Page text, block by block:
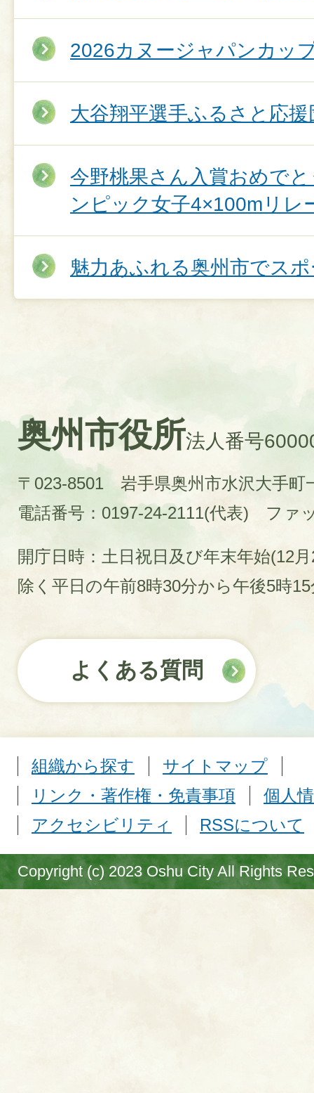
2026カヌージャパンカッ
大谷翔平選手ふるさと応援
今野桃果さん入賞おめで
ンピック女子4×100mリレ
魅力あふれる奥州市でス
奥州市役所法人番号
〒023-8501 岩手県奥州市水沢大手町
電話番号：0197-24-2111(代表)
ファ
開庁日時：土日祝日及び年末年始(12
除く平日の午前8時30分から午後5時
よくある質問
組織から探す
サイトマップ
リンク・著作権・免責事項
個人
アクセシビリティ
RSSについて
Copyright (c) 2023 Oshu City All Rights